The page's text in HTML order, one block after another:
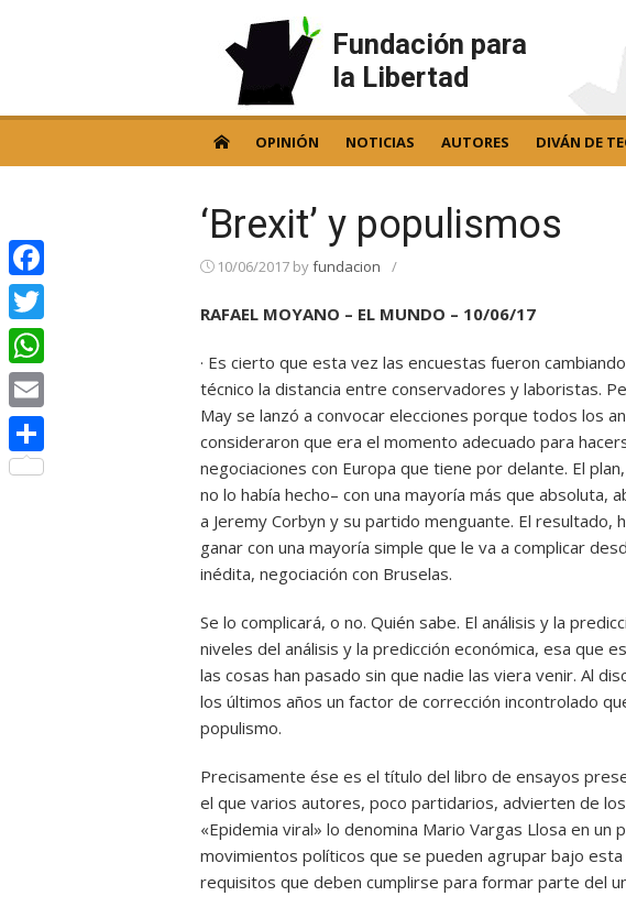
Fundación para
la Libertad
OPINIÓN NOTICIAS AUTORES DIVÁN DE
‘Brexit’ y populismos
10/06/2017 byfundacion /
RAFAEL MOYANO – EL MUNDO – 10/06/17
· Es cierto que esta vez las encuestas fueron
técnico la distancia entre conservadores y laboristas.
May se lanzó a convocar elecciones porque todos los
consideraron que era el momento adecuado para
negociaciones con Europa que tiene por delante. El
no lo había hecho– con una mayoría más que absoluta,
a Jeremy Corbyn y su partido menguante. El
ganar con una mayoría simple que le va a complicar
inédita, negociación con Bruselas.
Se lo complicará, o no. Quién sabe. El análisis y la
niveles del análisis y la predicción económica, esa que
las cosas han pasado sin que nadie las viera venir. Al
los últimos años un factor de corrección incontrolado
populismo.
Precisamente ése es el título del libro de ensayos
el que varios autores, poco partidarios, advierten de
«Epidemia viral» lo denomina Mario Vargas Llosa en
movimientos políticos que se pueden agrupar bajo
requisitos que deben cumplirse para formar parte del
Facebook
Twitter
WhatsApp
Email
Compartir